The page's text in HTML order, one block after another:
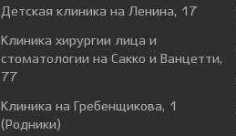
Детская клиника на Ленина, 17
Клиника хирургии лица и
стоматологии на Сакко и Ванцетти,
77
Клиника на Гребенщикова, 1
(Родники)